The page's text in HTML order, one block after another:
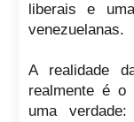
liberais e
venezuelanas.
A realidade
realmente é o
uma